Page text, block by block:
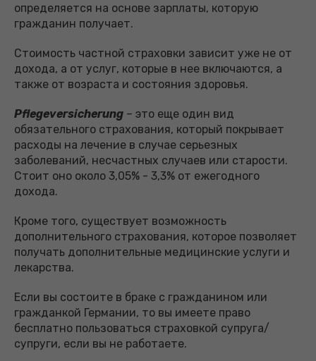
определяется на основе зарплаты, которую
гражданин получает.
Стоимость частной страховки зависит уже не от
дохода, а от услуг, которые в нее включаются, а
также от возраста и состояния здоровья.
Pflegeversicherung – это еще один вид
обязательного страхования, который покрывает
расходы на лечение в случае серьезных
заболеваний, несчастных случаев или старости.
Стоит оно около 3,05% - 3,3% от ежегодного
дохода.
Кроме того, существует возможность
дополнительного страхования, которое позволяет
получать дополнительные медицинские услуги и
лекарства.
Если вы состоите в браке с гражданином или
гражданкой Германии, то вы имеете право
бесплатно пользоваться страховкой супруга/
супруги, если вы не работаете.